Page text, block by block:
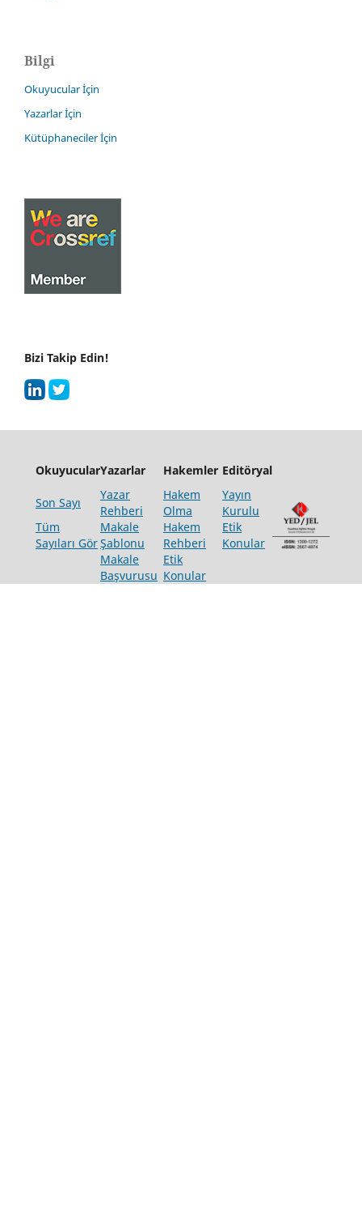
Bilgi
Okuyucular İçin
Yazarlar İçin
Kütüphaneciler İçin
Bizi Takip Edin!
OkuyucularYazarlar Hakemler Editöryal
Son Sayı
Yazar
Rehberi
Hakem
Olma
Yayın
Kurulu
Tüm
Sayıları Gör
Makale
Şablonu
Hakem
Rehberi
Etik
Konular
Makale
Başvurusu
Etik
Konular